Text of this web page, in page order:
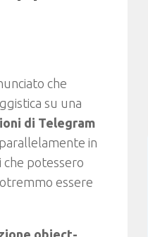
che
su una
di Telegram
in
che potessero
essere
object-